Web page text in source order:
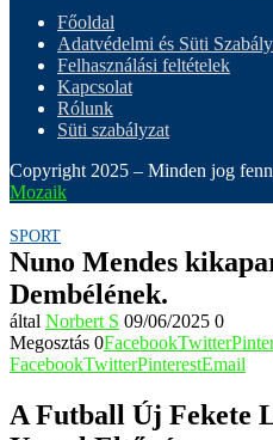
Főoldal
Adatvédelmi és Süti
Felhasználási feltételek
Kapcsolat
Rólunk
Süti szabályzat
Copyright 2025 – Minden jog
Mozaik
SPORT
Nuno Mendes
Dembélének.
által Norbert S 09/06/2025 0
Megosztás 0FacebookTwitter
FacebookTwitterPinterestEmail
A Futball Új Fekete